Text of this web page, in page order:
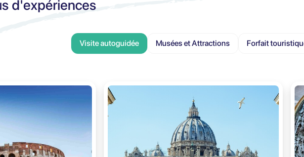
d'expériences
Visite autoguidée Musées et Attractions Forfait